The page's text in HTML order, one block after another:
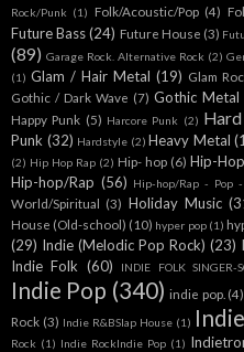
Rock/Punk (1) Folk/Acoustic/Pop (4)
Future Bass (24) Future House (3)
(89) Garage Rock. Alternative Rock (2)
(1) Glam / Hair Metal (19) Glam
Gothic / Dark Wave (7) Gothic Metal
Happy Punk (5) Harcore Punk (2)
Punk (32) Hardstyle (2) Heavy Metal
(2) Hip Hop Rap (2) Hip- hop (6) Hip-Hop
Hip-hop/Rap (56) Hip-hop/Rap - Pop -
World/Spiritual (3) Holiday Music
House (Old-school) (10) hyper pop (1)
(29) Indie (Melodic Pop Rock) (23)
Indie Folk (60) INDIE FOLK
Indie Pop (340) indie pop. (4)
Rock (3) Indie R&BSlap House (1)
Rock (1) Indie RockIndie Pop (1)